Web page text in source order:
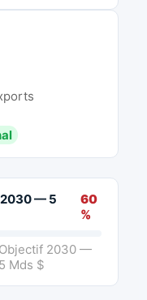
— 5
60
%
Objectif 2030 —
5 Mds $